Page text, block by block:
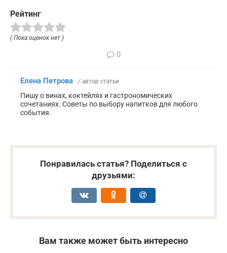
Рейтинг
( Пока оценок нет )
0
Елена Петрова / автор статьи
Пишу о винах, коктейлях и гастрономических
сочетаниях. Советы по выбору напитков для любого
события.
Понравилась статья? Поделиться с
друзьями:
Вам также может быть интересно